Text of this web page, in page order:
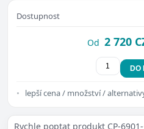
Dostupnost
Od 2 720
DO
lepší cena / množství /
Rychle poptat produkt CP-